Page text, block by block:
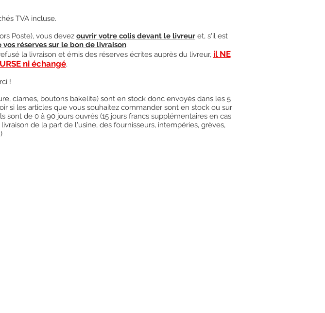
TVA incluse.
Poste), vous devez ouvrir votre colis devant le livreur et, s'il est
réserves sur le bon de livraison.
la livraison et émis des réserves écrites auprès du livreur, il NE
ni échangé.
!
clames, boutons bakelite) sont en stock donc envoyés dans les 5
si les articles que vous souhaitez commander sont en stock ou sur
de 0 à 90 jours ouvrés (15 jours francs supplémentaires en cas
de la part de l'usine, des fournisseurs, intempéries, grèves,